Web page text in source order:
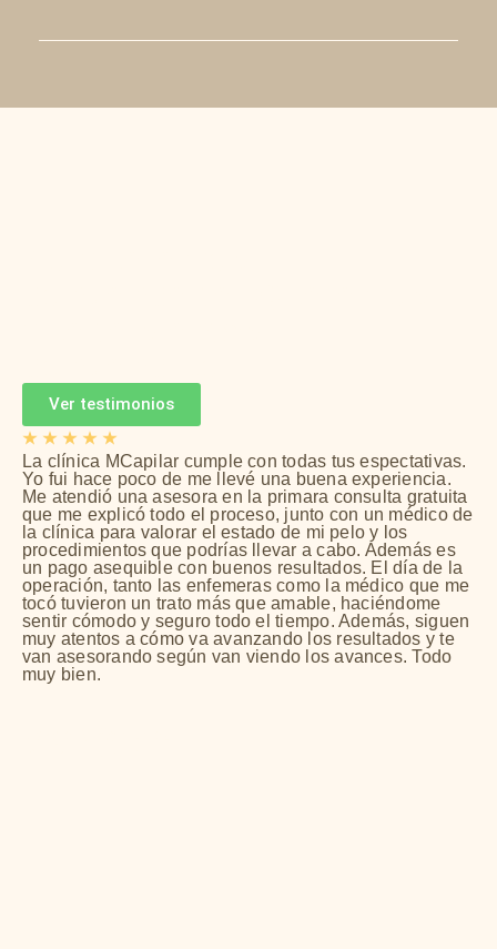
Ver testimonios
La clínica MCapilar cumple con todas tus espectativas.
Yo fui hace poco de me llevé una buena experiencia.
Me atendió una asesora en la primara consulta gratuita
que me explicó todo el proceso, junto con un médico de
la clínica para valorar el estado de mi pelo y los
procedimientos que podrías llevar a cabo. Además es
un pago asequible con buenos resultados. El día de la
operación, tanto las enfemeras como la médico que me
tocó tuvieron un trato más que amable, haciéndome
sentir cómodo y seguro todo el tiempo. Además, siguen
muy atentos a cómo va avanzando los resultados y te
van asesorando según van viendo los avances. Todo
muy bien.